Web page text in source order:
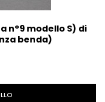
n°9 modello S) di
benda)